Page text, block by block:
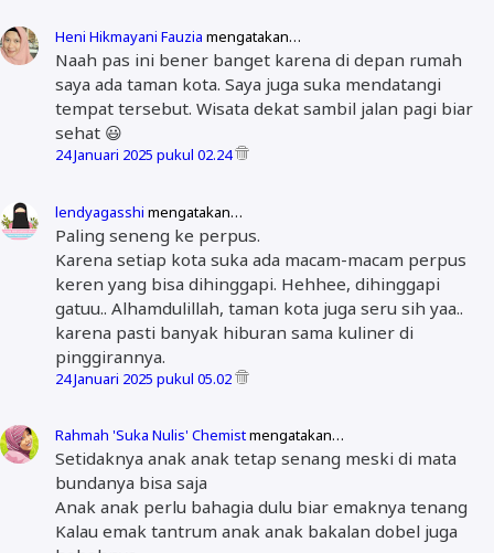
Heni Hikmayani Fauzia mengatakan…
Naah pas ini bener banget karena di depan rumah
saya ada taman kota. Saya juga suka mendatangi
tempat tersebut. Wisata dekat sambil jalan pagi biar
sehat 😃
24 Januari 2025 pukul 02.24
lendyagasshi mengatakan…
Paling seneng ke perpus.
Karena setiap kota suka ada macam-macam perpus
keren yang bisa dihinggapi. Hehhee, dihinggapi
gatuu.. Alhamdulillah, taman kota juga seru sih yaa..
karena pasti banyak hiburan sama kuliner di
pinggirannya.
24 Januari 2025 pukul 05.02
Rahmah 'Suka Nulis' Chemistmengatakan…
Setidaknya anak anak tetap senang meski di mata
bundanya bisa saja
Anak anak perlu bahagia dulu biar emaknya tenang
Kalau emak tantrum anak anak bakalan dobel juga